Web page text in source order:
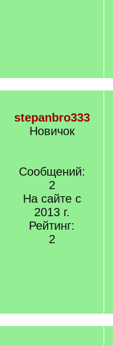
stepanbro333
Новичок
Сообщений:
2
На сайте с
2013 г.
Рейтинг:
2